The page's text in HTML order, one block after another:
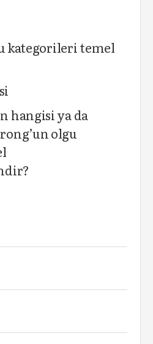
kategorileri temel
hangisi ya da
olgu